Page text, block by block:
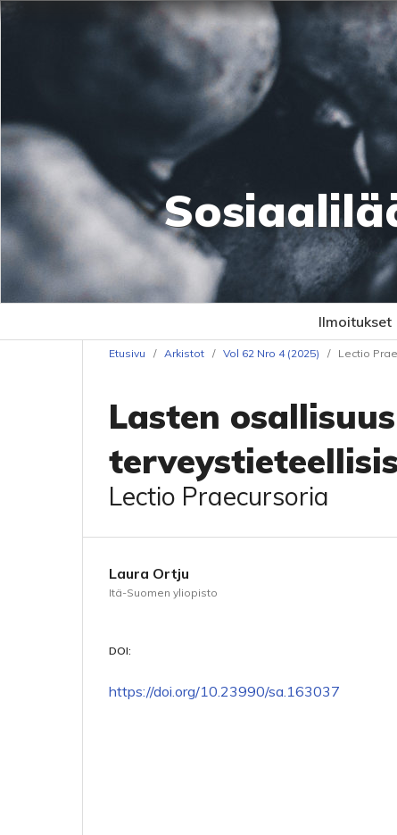
Ilmoitukset
Etusivu / Arkistot / Vol 62 Nro 4 (2025) / Lectio
Lasten
Lectio Praecursoria
Laura Ortju
Itä-Suomen yliopisto
DOI:
https://doi.org/10.23990/sa.163037